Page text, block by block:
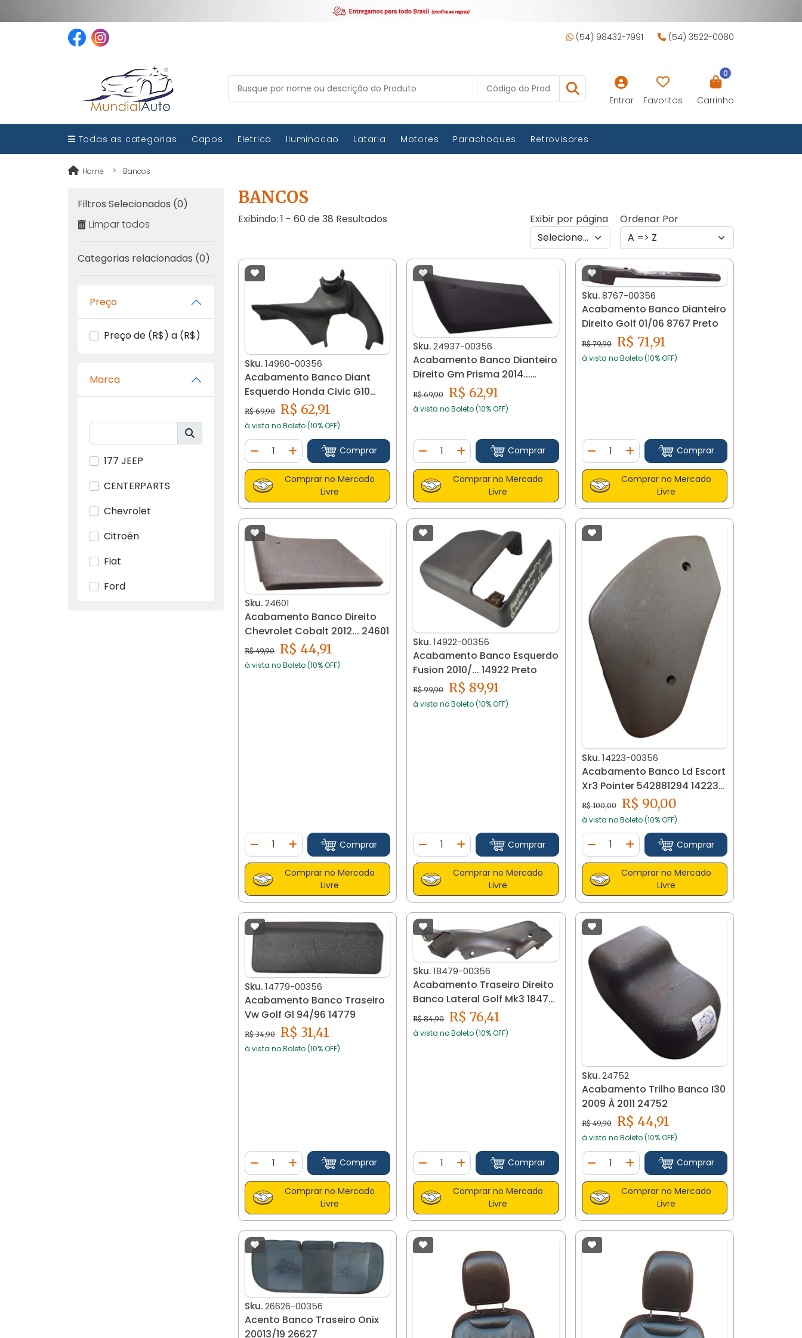
(54) 98432-7991 (54) 3522-0080
Entrar Favoritos
0
Carrinho
Todas as categorias Capos Eletrica Iluminacao Lataria Motores Parachoques Retrovisores
Home Bancos
Filtros Selecionados (0)
Limpar todos
Categorias relacionadas (0)
Preço
Preço de (R$) a (R$)
Marca
177 JEEP
CENTERPARTS
Chevrolet
Citroën
Fiat
Ford
BANCOS
Exibindo: 1 - 60 de 38 Resultados Exibir por página Ordenar Por
Sku.14960-00356
Acabamento Banco Diant
Esquerdo Honda Civic G10
2021 14960
R$ 69,90 R$ 62,91
à vista no Boleto (10% OFF)
Diminuir Quantidade
Quantidade
Adicionar Quantidade
Comprar
Comprar no Mercado
Livre
Sku.24937-00356
Acabamento Banco Dianteiro
Direito Gm Prisma 2014...
24937 Preto
R$ 69,90 R$ 62,91
à vista no Boleto (10% OFF)
Diminuir Quantidade
Quantidade
Adicionar Quantidade
Comprar
Comprar no Mercado
Livre
Sku.8767-00356
Acabamento Banco Dianteiro
Direito Golf 01/06 8767 Preto
R$ 79,90 R$ 71,91
à vista no Boleto (10% OFF)
Diminuir Quantidade
Quantidade
Adicionar Quantidade
Comprar
Comprar no Mercado
Livre
Sku.24601
Acabamento Banco Direito
Chevrolet Cobalt 2012... 24601
R$ 49,90 R$ 44,91
à vista no Boleto (10% OFF)
Diminuir Quantidade
Quantidade
Adicionar Quantidade
Comprar
Comprar no Mercado
Livre
Sku.14922-00356
Acabamento Banco Esquerdo
Fusion 2010/... 14922 Preto
R$ 99,90 R$ 89,91
à vista no Boleto (10% OFF)
Diminuir Quantidade
Quantidade
Adicionar Quantidade
Comprar
Comprar no Mercado
Livre
Sku.14223-00356
Acabamento Banco Ld Escort
Xr3 Pointer 542881294 14223-
00356
R$ 100,00 R$ 90,00
à vista no Boleto (10% OFF)
Diminuir Quantidade
Quantidade
Adicionar Quantidade
Comprar
Comprar no Mercado
Livre
Sku.14779-00356
Acabamento Banco Traseiro
Vw Golf Gl 94/96 14779
R$ 34,90 R$ 31,41
à vista no Boleto (10% OFF)
Diminuir Quantidade
Quantidade
Adicionar Quantidade
Comprar
Comprar no Mercado
Livre
Sku.18479-00356
Acabamento Traseiro Direito
Banco Lateral Golf Mk3 18479
Preto
R$ 84,90 R$ 76,41
à vista no Boleto (10% OFF)
Diminuir Quantidade
Quantidade
Adicionar Quantidade
Comprar
Comprar no Mercado
Livre
Sku.24752
Acabamento Trilho Banco I30
2009 À 2011 24752
R$ 49,90 R$ 44,91
à vista no Boleto (10% OFF)
Diminuir Quantidade
Quantidade
Adicionar Quantidade
Comprar
Comprar no Mercado
Livre
Sku.26626-00356
Acento Banco Traseiro Onix
20013/19 26627